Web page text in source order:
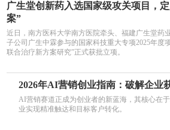
广生堂创新药入选国家级攻关项目，
案”
近日，南方医科大学南方医院牵头、福建广生堂药
子公司广生中霖参与的国家科技重大专项2025年度
联合治疗新方案研究”正式获批立项。
2026年AI营销创业指南：破解企业
AI营销赛道正成为创业者的新蓝海，其核心在
业实现精准触达和目标客户转化。